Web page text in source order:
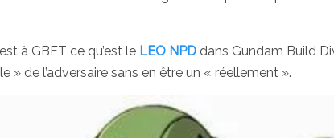
à GBFT ce qu’est le LEO NPD dans Gundam Build
» de l’adversaire sans en être un « réellement ».